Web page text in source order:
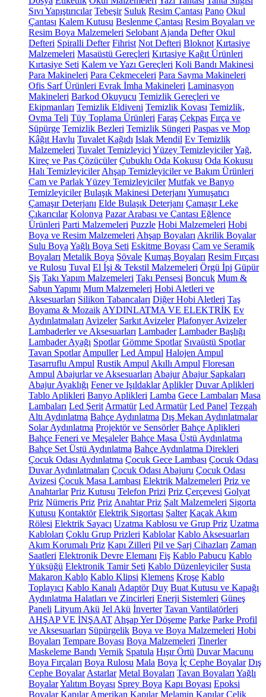
Sıvı Yapıştırıcılar Tebeşir Suluk Resim Çantası Pano Okul
Çantası Kalem Kutusu Beslenme Çantası Resim Boyaları ve
Resim Boya Malzemeleri Selobant Ajanda Defter Okul
Defteri Spiralli Defter Fihrist Not Defteri Bloknot Kırtasiye
Malzemeleri Masaüstü Gereçleri Kırtasiye Kağıt Ürünleri
Kırtasiye Seti Kalem ve Yazı Gereçleri Koli Bandı Makinesi
Para Makineleri Para Çekmeceleri Para Sayma Makineleri
Ofis Sarf Ürünleri Evrak İmha Makineleri Laminasyon
Makineleri Barkod Okuyucu Temizlik Gereçleri ve
Ekipmanları Temizlik Eldiveni Temizlik Kovası Temizlik,
Ovma Teli Tüy Toplama Ürünleri Faraş Çekpas Fırça ve
Süpürge Temizlik Bezleri Temizlik Süngeri Paspas ve Mop
Kâğıt Havlu Tuvalet Kağıdı Islak Mendil Ev Temizlik
Malzemeleri Tuvalet Temizleyici Yüzey TemizleyicilerYağ,
Kireç ve Pas Çözücüler Çubuklu Oda Kokusu Oda Kokusu
Halı Temizleyiciler Ahşap Temizleyiciler ve Bakım Ürünleri
Cam ve Parlak Yüzey Temizleyiciler Mutfak ve Banyo
Temizleyiciler Bulaşık Makinesi Deterjanı Yumuşatıcı
Çamaşır Deterjanı Elde Bulaşık Deterjanı Çamaşır Leke
Çıkarıcılar Kolonya Pazar Arabası ve Çantası Eğlence
Ürünleri Parti Malzemeleri Puzzle Hobi Malzemeleri Hobi
Boya ve Resim Malzemeleri Ahşap Boyaları Akrilik Boyalar
Sulu Boya Yağlı Boya Seti Eskitme Boyası Cam ve Seramik
Boyaları Metalik Boya Şövale Kumaş Boyaları Resim Fırçası
ve Rulosu Tuval El İşi & Tekstil Malzemeleri Örgü İpi Güpür
Şiş Takı Yapım Malzemeleri Takı Pensesi Boncuk Mum &
Sabun Yapımı Mum Malzemeleri Hobi Aletleri ve
Aksesuarları Silikon Tabancaları Diğer Hobi Aletleri Taş
Boyama & Mozaik AYDINLATMA VE ELEKTRİK Ev
Aydınlatmaları Avizeler Sarkıt Avizeler Plafonyer Avizeler
Lambaderler ve Aksesuarları Lambader Lambader Başlığı
Lambader Ayağı Spotlar Gömme Spotlar Sıvaüstü Spotlar
Tavan Spotlar Ampuller Led Ampul Halojen Ampul
Tasarruflu Ampul Rustik Ampul Akıllı Ampul Floresan
Ampul Abajurlar ve Aksesuarları Abajur Abajur Şapkaları
Abajur Ayaklığı Fener ve Işıldaklar Aplikler Duvar Aplikleri
Tablo Aplikleri Banyo Aplikleri Lamba Gece Lambaları Masa
Lambaları Led Şerit Armatür Led Armatür Led Panel Tezgah
Altı Aydınlatma Bahçe Aydınlatma Dış Mekan Aydınlatmalar
Solar Aydınlatma Projektör ve Sensörler Bahçe Aplikleri
Bahçe Feneri ve Meşaleler Bahçe Masa Üstü Aydınlatma
Bahçe Set Üstü Aydınlatma Bahçe Aydınlatma Direkleri
Çocuk Odası Aydınlatma Çocuk Gece Lambası Çocuk Odası
Duvar Aydınlatmaları Çocuk Odası Abajuru Çocuk Odası
Avizesi Çocuk Masa Lambası Elektrik Malzemeleri Priz ve
Anahtarlar Priz Kutusu Telefon Prizi Priz Çerçevesi Golyat
Priz Nümeris Priz Priz Anahtar Priz Şalt Malzemeleri Sigorta
Kutusu Kontaktör Elektrik Sigortası Şalter Kaçak Akım
Rölesi Elektrik Sayacı Uzatma Kablosu ve Grup Priz Uzatma
Kabloları Çoklu Grup Prizleri Kablolar Kablo Aksesuarları
Akım Korumalı Priz Kapı Zilleri Pil ve Şarj Cihazları Zaman
Saatleri Elektronik Devre Elemanı Fiş Kablo Pabucu Kablo
Yüksüğü Elektronik Tamir Seti Kablo Düzenleyiciler Susta
Makaron Kablo Kablo Klipsi Klemens Kroşe Kablo
Toplayıcı Kablo Kanalı Adaptör Duy Buat Kutusu ve Kapağı
Aydınlatma Halatları ve Zincirleri Enerji Sistemleri Güneş
Paneli Lityum Akü Jel Akü İnverter Tavan Vantilatörleri
AHŞAP VE İNŞAAT Ahşap Yer Döşeme Parke Parke Profil
ve Aksesuarları Süpürgelik Boya ve Boya Malzemeleri Hobi
Boyaları Tempare Boyası Boya Malzemeleri Tinerler
Maskeleme Bandı Vernik Spatula Hışır Örtü Duvar Macunu
Boya Fırçaları Boya Rulosu Mala Boya İç Cephe Boyalar Dış
Cephe Boyalar Astarlar Metal Boyaları Tavan Boyaları Yağlı
BoyalarYalıtım Boyası Sprey Boya Kapı Boyası Epoksi
Boyalar Kapılar Amerikan Kapılar Melamin Kapılar Çelik